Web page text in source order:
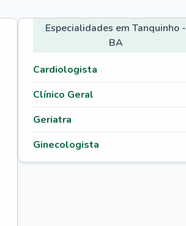
Especialidades em Tanquinho -
BA
Cardiologista
Clínico Geral
Geriatra
Ginecologista